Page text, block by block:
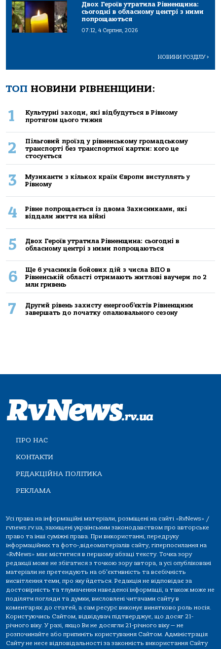
Двох Героїв утратила Рівненщина:
сьогодні в обласному центрі з ними
попрощаються
07:12, 4 Серпня, 2026
НОВИНИ РОЗДІЛУ>
ТОП НОВИНИ РІВНЕНЩИНИ:
1
Культурні заходи, які відбудуться в Рівному
протягом цього тижня
2
Пільговий проїзд у рівненському громадському
транспорті без транспортної картки: кого це
стосується
3
Музиканти з кількох країн Європи виступлять у
Рівному
4
Рівне попрощається із двома Захисниками, які
віддали життя на війні
5
Двох Героїв утратила Рівненщина: сьогодні в
обласному центрі з ними попрощаються
6
Ще 6 учасників бойових дій з числа ВПО в
Рівненській області отримають житлові ваучери по 2
млн гривень
7
Другий рівень захисту енергооб’єктів Рівненщини
завершать до початку опалювального сезону
ПРО НАС
КОНТАКТИ
РЕДАКЦІЙНА ПОЛІТИКА
РЕКЛАМА
Усі права на інформаційні матеріали, розміщені на сайті «RvNews» /
rvnews.rv.ua, захищені українським законодавством про авторське
право та інші суміжні права. При використанні, передруку
інформаційних та фото-,відеоматеріалів сайту, гіперпосилання на
«RvNews» має міститися в першому абзаці тексту. Точка зору
редакції може не збігатися з точкою зору автора, а усі опубліковані
матеріали не претендують на об'єктивність та всебічність
висвітлення теми, про яку йдеться. Редакція не відповідає за
достовірність та тлумачення наведеної інформації, а також може не
поділяти погляди та думки, висловлені читачами сайту в
коментарях до статей, а сам ресурс виконує винятково роль носія.
Користуючись Сайтом, відвідувач підтверджує, що досяг 21-
річного віку. У разі, якщо Ви не досягли 21-річного віку — не
розпочинайте або припиніть користування Сайтом. Адміністрація
Сайту не несе відповідальності за законність використання Сайту